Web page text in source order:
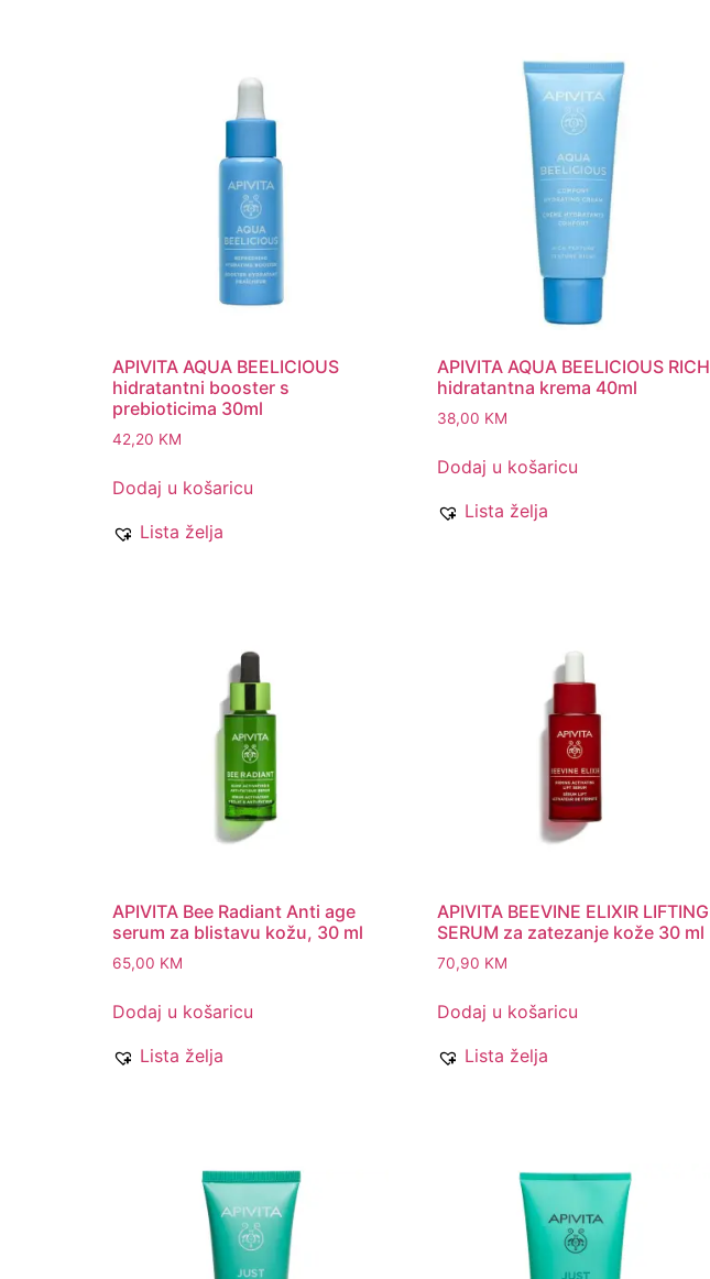
APIVITA AQUA BEELICIOUS
hidratantni booster s
prebioticima 30ml
42,20 KM
Dodaj u košaricu
Lista želja
APIVITA AQUA BEELICIOUS RICH
hidratantna krema 40ml
38,00 KM
Dodaj u košaricu
Lista želja
APIVITA Bee Radiant Anti age
serum za blistavu kožu, 30 ml
65,00 KM
Dodaj u košaricu
Lista želja
APIVITA BEEVINE ELIXIR LIFTING
SERUM za zatezanje kože 30 ml
70,90 KM
Dodaj u košaricu
Lista želja